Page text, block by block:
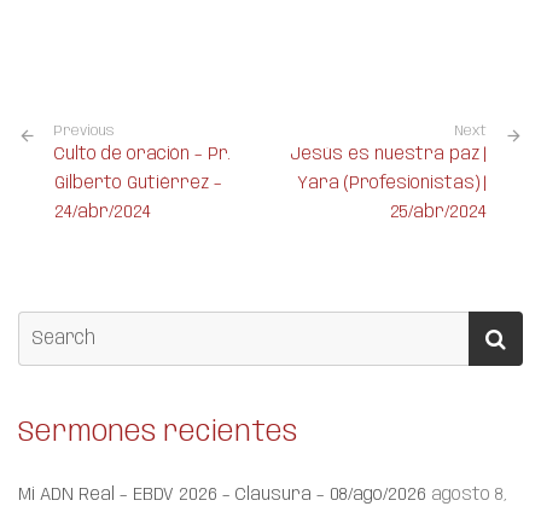
Previous
Culto de oración – Pr.
Gilberto Gutiérrez –
24/abr/2024
Next
Jesús es nuestra paz |
Yara (Profesionistas) |
25/abr/2024
Sermones recientes
Mi ADN Real – EBDV 2026 – Clausura – 08/ago/2026 agosto 8,